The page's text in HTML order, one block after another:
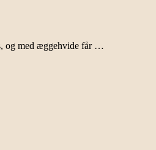
og med æggehvide får …